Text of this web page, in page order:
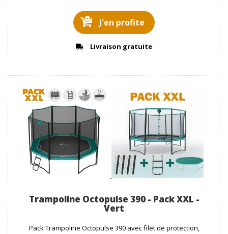
J'en profite
Livraison gratuite
Trampoline Octopulse 390 - Pack XXL -
Vert
Pack Trampoline Octopulse 390 avec filet de protection,